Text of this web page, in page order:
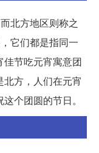
北方地区则称之
它们都是指同一
节吃元宵寓意团
方，人们在元宵
个团圆的节日。